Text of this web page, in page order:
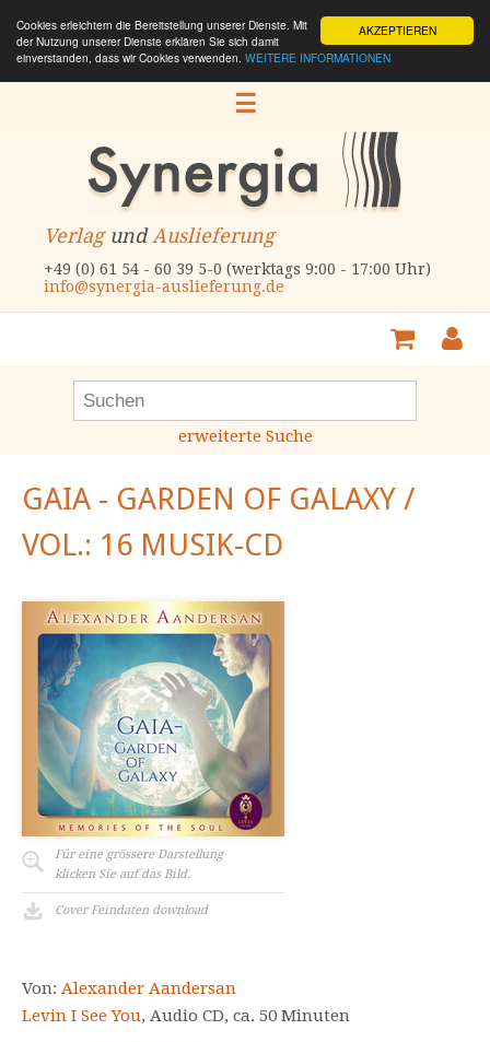
AKZEPTIEREN
Cookies erleichtern die Bereitstellung unserer Dienste. Mit
der Nutzung unserer Dienste erklären Sie sich damit
einverstanden, dass wir Cookies verwenden. WEITERE INFORMATIONEN
☰
VerlagundAuslieferung
+49 (0) 61 54 - 60 39 5-0 (werktags 9:00 - 17:00 Uhr)
info@synergia-auslieferung.de
erweiterte Suche
GAIA - GARDEN OF GALAXY /
VOL.: 16 MUSIK-CD
Für eine grössere Darstellung
klicken Sie auf das Bild.
Cover Feindaten download
Von: Alexander Aandersan
Levin I See You, Audio CD, ca. 50 Minuten